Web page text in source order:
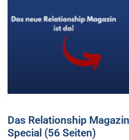
Das Relationship
Special (56 Seiten)